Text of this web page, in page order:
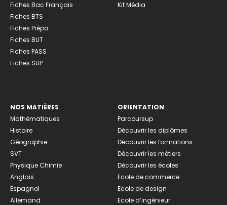
Fiches Bac Français
Fiches BTS
Fiches Prépa
Fiches BUT
Fiches PASS
Fiches SUP
Kit Média
NOS MATIÈRES
Mathématiques
Histoire
Géographie
SVT
Physique Chimie
Anglais
Espagnol
Allemand
ORIENTATION
Parcoursup
Découvrir les diplômes
Découvrir les formations
Découvrir les métiers
Découvrir les écoles
Ecole de commerce
Ecole de design
Ecole d’ingénieur